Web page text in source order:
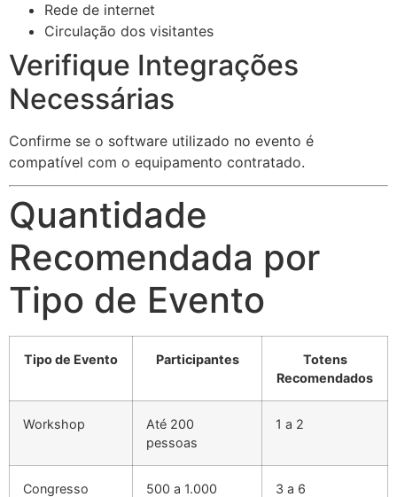
Rede de internet
Circulação dos visitantes
Verifique Integrações
Necessárias
Confirme se o software utilizado no evento é
compatível com o equipamento contratado.
Quantidade
Recomendada por
Tipo de Evento
Tipo de Evento Participantes
Totens
Recomendados
Workshop
Até 200
pessoas
1 a 2
Congresso
500 a 1.000
3 a 6